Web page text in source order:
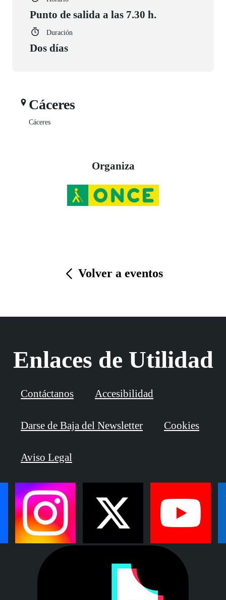
Punto de salida a las 7.30 h.
Duración
Dos días
Cáceres
Cáceres
Organiza
Volver a eventos
Enlaces de Utilidad
Contáctanos Accesibilidad
Darse de Baja del Newsletter Cookies
Aviso Legal